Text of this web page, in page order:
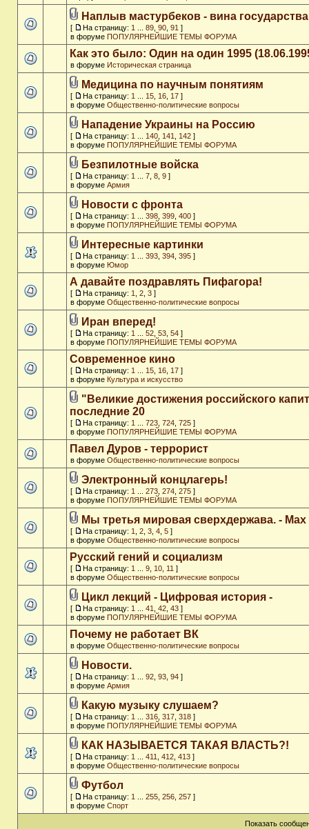
Наплыв мастурбеков - вина государства
[ На страницу: 1 89 90 91 ]
в форуме ПОПУЛЯРНЕЙШИЕ ТЕМЫ ФОРУМА
Как это было: Один на один 1995
в форуме Историческая страница
Медицина по научным понятиям
[ На страницу: 1 15 16 17 ]
в форуме Общественно-политические вопросы
Нападение Украины на Россию
[ На страницу: 1 140 141 142 ]
в форуме ПОПУЛЯРНЕЙШИЕ ТЕМЫ ФОРУМА
Безпилотные войска
[ На страницу: 1 7 8 9 ]
в форуме Армия
Новости с фронта
[ На страницу: 1 398 399 400 ]
в форуме ПОПУЛЯРНЕЙШИЕ ТЕМЫ ФОРУМА
Интересные картинки
[ На страницу: 1 393 394 395 ]
в форуме Юмор
А давайте поздравлять Пифагора!
[ На страницу: 1 2 3 ]
в форуме Общественно-политические вопросы
Иран вперед!
[ На страницу: 1 52 53 54 ]
в форуме ПОПУЛЯРНЕЙШИЕ ТЕМЫ ФОРУМА
Современное кино
[ На страницу: 1 15 16 17 ]
в форуме Культура и искусство
"Великие достижения российского
последние 20
[ На страницу: 1 723 724 725 ]
в форуме ПОПУЛЯРНЕЙШИЕ ТЕМЫ ФОРУМА
Павел Дуров - террорист
в форуме Общественно-политические вопросы
Электронный концлагерь!
[ На страницу: 1 273 274 275 ]
в форуме ПОПУЛЯРНЕЙШИЕ ТЕМЫ ФОРУМА
Мы третья мировая сверхдержава. - Max
[ На страницу: 1 2 3 4 5 ]
в форуме Общественно-политические вопросы
Русский гений и социализм
[ На страницу: 1 9 10 11 ]
в форуме Общественно-политические вопросы
Цикл лекций - Цифровая история -
[ На страницу: 1 41 42 43 ]
в форуме ПОПУЛЯРНЕЙШИЕ ТЕМЫ ФОРУМА
Почему не работает ВК
в форуме Общественно-политические вопросы
Новости.
[ На страницу: 1 92 93 94 ]
в форуме Армия
Какую музыку слушаем?
[ На страницу: 1 316 317 318 ]
в форуме ПОПУЛЯРНЕЙШИЕ ТЕМЫ ФОРУМА
КАК НАЗЫВАЕТСЯ ТАКАЯ ВЛАСТЬ?!
[ На страницу: 1 411 412 413 ]
в форуме Общественно-политические вопросы
Футбол
[ На страницу: 1 255 256 257 ]
в форуме Спорт
Показать